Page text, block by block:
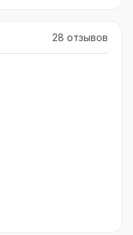
28 отзывов